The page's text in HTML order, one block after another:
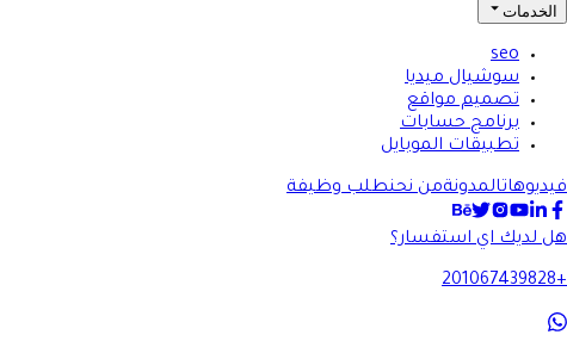
الخدمات
seo
سوشيال ميديا
تصميم مواقع
برنامج حسابات
تطبيقات الموبايل
فيديوهاتالمدونةمن نحنطلب وظيفة
هل لديك اي استفسار؟
+201067439828